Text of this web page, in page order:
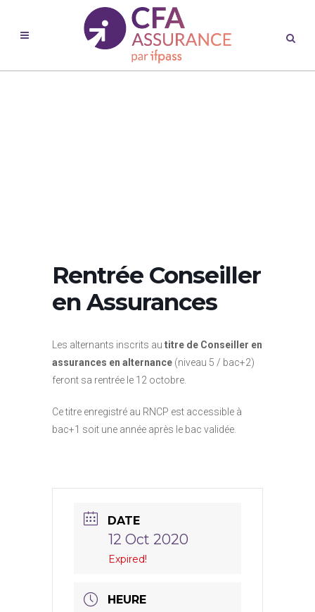
Rentrée Conseiller
en Assurances
Les alternants inscrits au titre de Conseiller en
assurances en alternance (niveau 5 / bac+2)
feront sa rentrée le 12 octobre.
Ce titre enregistré au RNCP est accessible à
bac+1 soit une année après le bac validée.
DATE
12 Oct 2020
Expired!
HEURE